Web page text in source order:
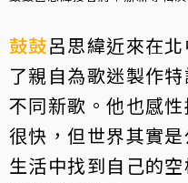
鼓鼓呂思緯近來在
了親自為歌迷製作
不同新歌。他也感
很快，但世界其實
生活中找到自己的